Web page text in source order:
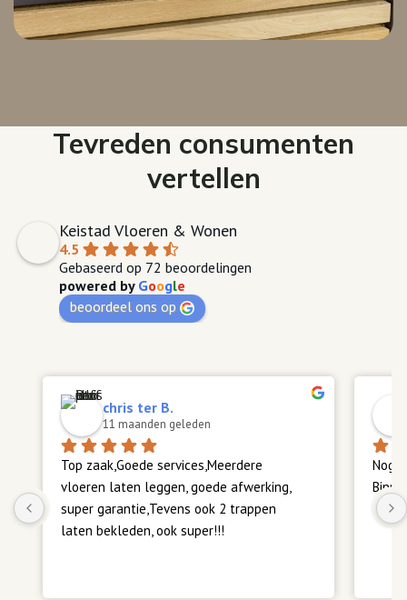
Tevreden consumenten
vertellen
Keistad Vloeren & Wonen
4.5
Gebaseerd op 72 beoordelingen
powered by Google
beoordeel ons op
chris ter B.
11 maanden geleden
Top zaak,Goede services,Meerdere
vloeren laten leggen, goede afwerking,
super garantie,Tevens ook 2 trappen
laten bekleden, ook super!!!
Nog